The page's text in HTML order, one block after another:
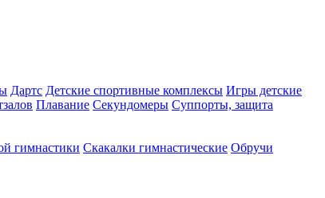
Дартс Детские спортивные комплексы Игры детские
Плавание Секундомеры Суппорты, защита
гимнастики Скакалки гимнастические Обручи